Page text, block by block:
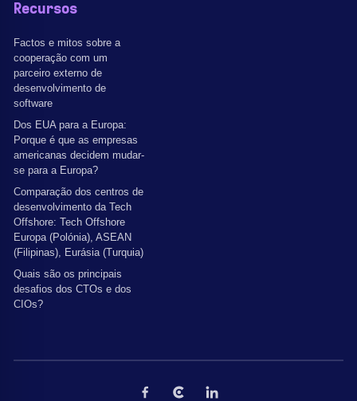
Recursos
Factos e mitos sobre a
cooperação com um
parceiro externo de
desenvolvimento de
software
Dos EUA para a Europa:
Porque é que as empresas
americanas decidem mudar-
se para a Europa?
Comparação dos centros de
desenvolvimento da Tech
Offshore: Tech Offshore
Europa (Polónia), ASEAN
(Filipinas), Eurásia (Turquia)
Quais são os principais
desafios dos CTOs e dos
CIOs?